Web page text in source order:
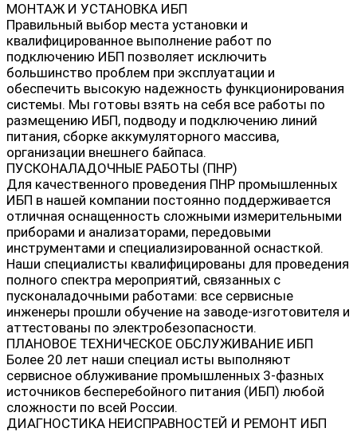
МОНТАЖ И УСТАНОВКА ИБП
Правильный выбор места установки и
квалифицированное выполнение работ по
подключению ИБП позволяет исключить
большинство проблем при эксплуатации и
обеспечить высокую надежность функционирования
системы. Мы готовы взять на себя все работы по
размещению ИБП, подводу и подключению линий
питания, сборке аккумуляторного массива,
организации внешнего байпаса.
ПУСКОНАЛАДОЧНЫЕ РАБОТЫ (ПНР)
Для качественного проведения ПНР промышленных
ИБП в нашей компании постоянно поддерживается
отличная оснащенность сложными измерительными
приборами и анализаторами, передовыми
инструментами и специализированной оснасткой.
Наши специалисты квалифицированы для проведения
полного спектра мероприятий, связанных с
пусконаладочными работами: все сервисные
инженеры прошли обучение на заводе-изготовителя и
аттестованы по электробезопасности.
ПЛАНОВОЕ ТЕХНИЧЕСКОЕ ОБСЛУЖИВАНИЕ ИБП
Более 20 лет наши специал исты выполняют
сервисное облуживание промышленных 3-фазных
источников бесперебойного питания (ИБП) любой
сложности по всей России.
ДИАГНОСТИКА НЕИСПРАВНОСТЕЙ И РЕМОНТ ИБП